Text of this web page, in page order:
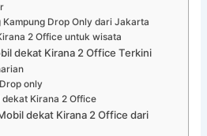
Kampung Drop Only dari Jakarta
2 Office untuk wisata
dekat Kirana 2 Office Terkini
only
Kirana 2 Office
dekat Kirana 2 Office dari